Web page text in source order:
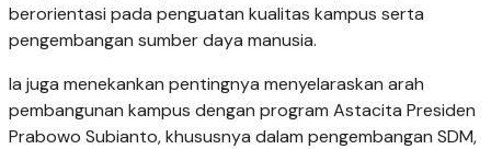
berorientasi pada penguatan kualitas kampus serta
pengembangan sumber daya manusia.
Ia juga menekankan pentingnya menyelaraskan arah
pembangunan kampus dengan program Astacita Presiden
Prabowo Subianto, khususnya dalam pengembangan SDM,